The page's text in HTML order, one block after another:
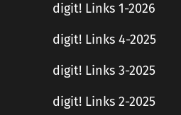
digit! Links 1-2026
digit! Links 4-2025
digit! Links 3-2025
digit! Links 2-2025